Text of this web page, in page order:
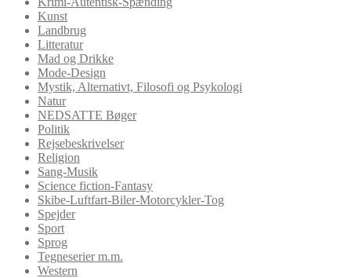
Kunst
Landbrug
Litteratur
Mad og Drikke
Mode-Design
Mystik, Alternativt, Filosofi og Psykologi
Natur
NEDSATTE Bøger
Politik
Rejsebeskrivelser
Religion
Sang-Musik
Science fiction-Fantasy
Skibe-Luftfart-Biler-Motorcykler-Tog
Spejder
Sport
Sprog
Tegneserier m.m.
Western